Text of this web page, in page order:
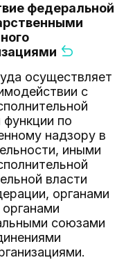
федеральной
осуществляет
с
по
надзору в
иными
власти
органами
союзами